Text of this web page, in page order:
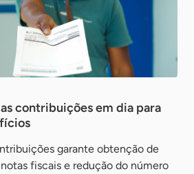
contribuições em dia para
garante obtenção de
fiscais e redução do número